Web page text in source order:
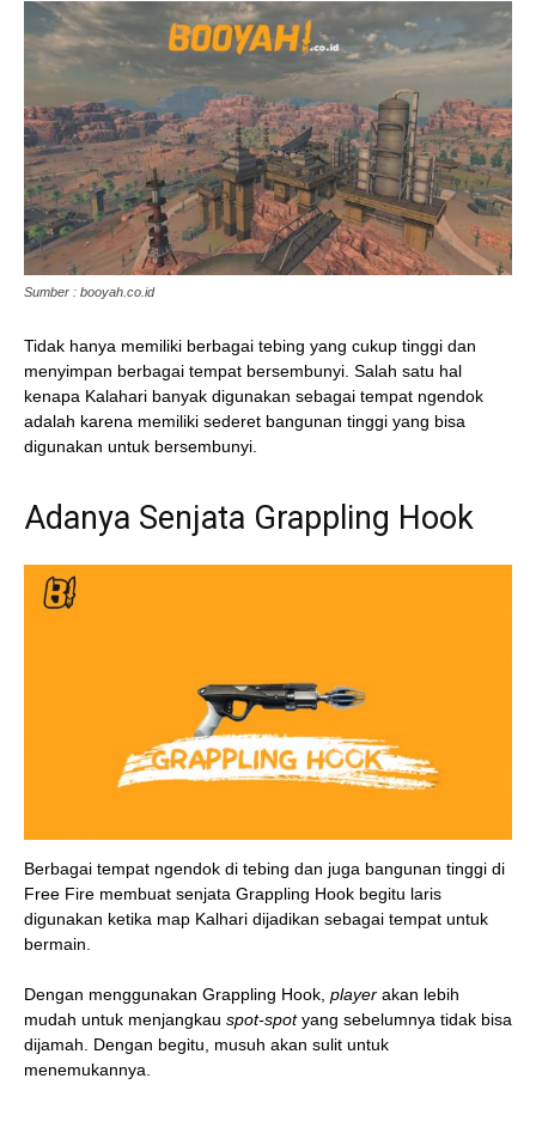
Sumber : booyah.co.id
Tidak hanya memiliki berbagai tebing yang cukup tinggi dan
menyimpan berbagai tempat bersembunyi. Salah satu hal
kenapa Kalahari banyak digunakan sebagai tempat ngendok
adalah karena memiliki sederet bangunan tinggi yang bisa
digunakan untuk bersembunyi.
Adanya Senjata Grappling Hook
Berbagai tempat ngendok di tebing dan juga bangunan tinggi di
Free Fire membuat senjata Grappling Hook begitu laris
digunakan ketika map Kalhari dijadikan sebagai tempat untuk
bermain.
Dengan menggunakan Grappling Hook, player akan lebih
mudah untuk menjangkau spot-spotyang sebelumnya tidak bisa
dijamah. Dengan begitu, musuh akan sulit untuk
menemukannya.